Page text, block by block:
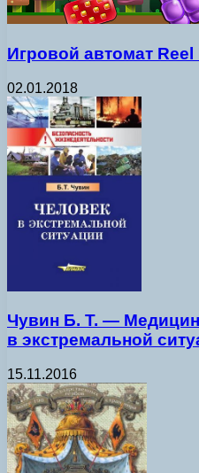
Игровой автомат Reel
02.01.2018
Чувин Б. Т. —
в экстремальной
15.11.2016